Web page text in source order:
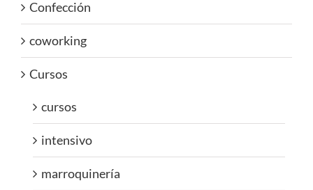
Confección
coworking
Cursos
cursos
intensivo
marroquinería